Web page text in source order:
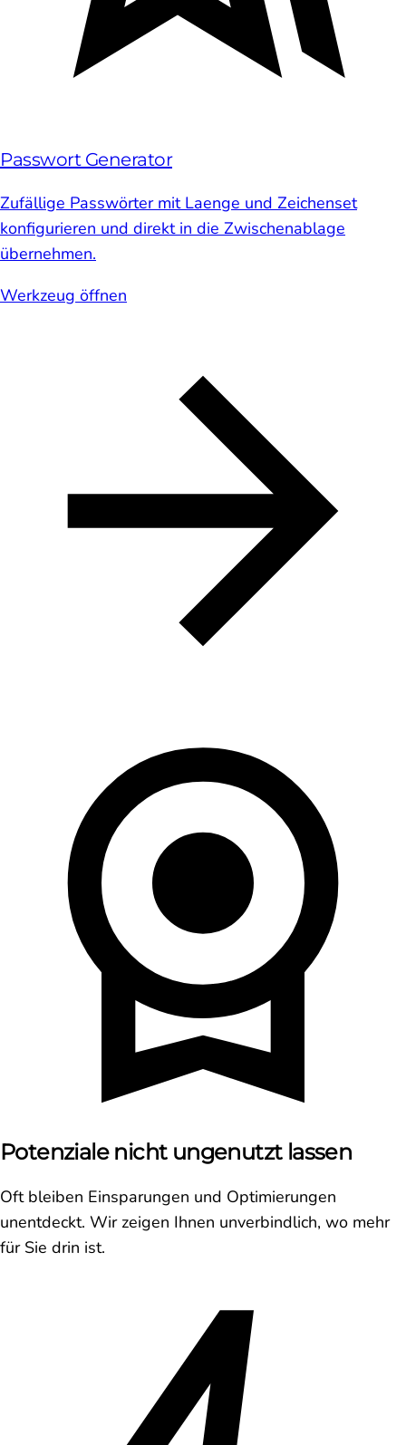
Passwort Generator
Zufällige Passwörter mit Laenge und Zeichenset
konfigurieren und direkt in die Zwischenablage
übernehmen.
Werkzeug öffnen
Potenziale nicht ungenutzt lassen
Oft bleiben Einsparungen und Optimierungen
unentdeckt. Wir zeigen Ihnen unverbindlich, wo mehr
für Sie drin ist.